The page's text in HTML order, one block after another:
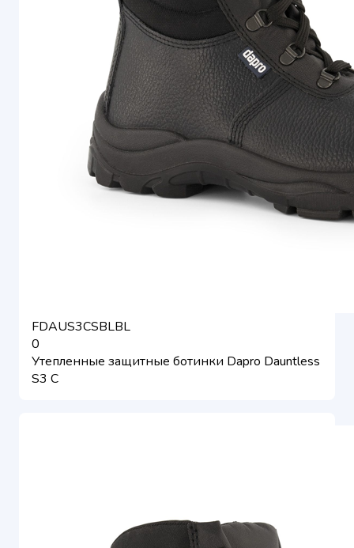
FDAUS3CSBLBL
0
Утепленные защитные ботинки Dapro Dauntless
S3 C